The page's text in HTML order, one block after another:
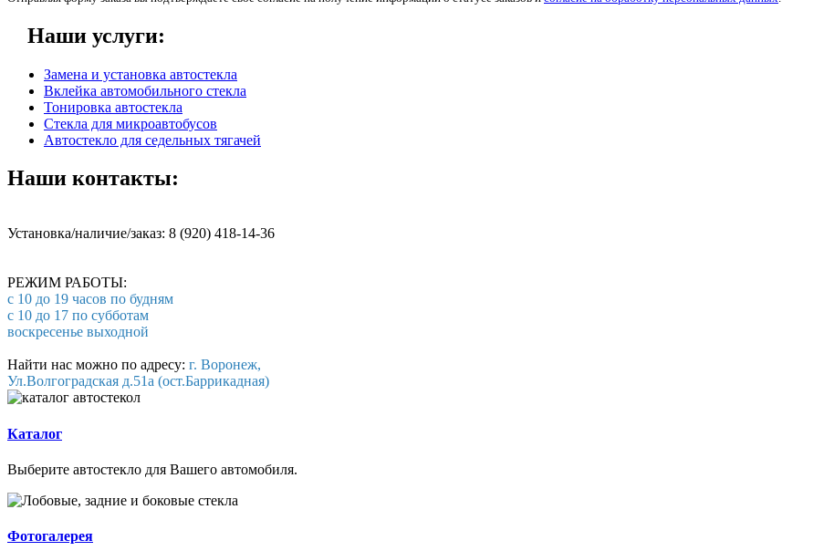
Наши услуги:
Замена и установка автостекла
Вклейка автомобильного стекла
Тонировка автостекла
Стекла для микроавтобусов
Автостекло для седельных тягачей
Наши контакты:
Установка/наличие/заказ: 8 (920) 418-14-36
РЕЖИМ РАБОТЫ:
с 10 до 19 часов по будням
с 10 до 17 по субботам
воскресенье выходной
Найти нас можно по адресу: г. Воронеж,
Ул.Волгоградская д.51а (ост.Баррикадная)
Каталог
Выберите автостекло для Вашего автомобиля.
Фотогалерея